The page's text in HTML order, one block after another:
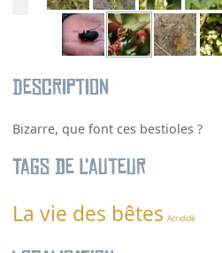
Description
Bizarre, que font ces bestioles ?
Tags de l’auteur
La vie des bêtes Acrididé